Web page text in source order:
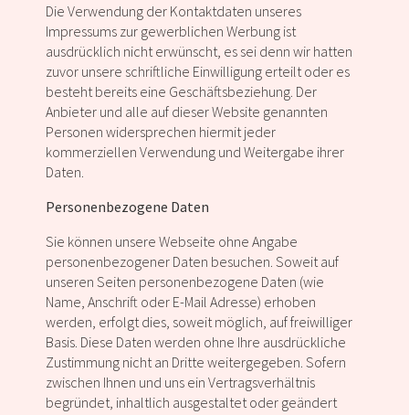
Die Verwendung der Kontaktdaten unseres
Impressums zur gewerblichen Werbung ist
ausdrücklich nicht erwünscht, es sei denn wir hatten
zuvor unsere schriftliche Einwilligung erteilt oder es
besteht bereits eine Geschäftsbeziehung. Der
Anbieter und alle auf dieser Website genannten
Personen widersprechen hiermit jeder
kommerziellen Verwendung und Weitergabe ihrer
Daten.
Personenbezogene Daten
Sie können unsere Webseite ohne Angabe
personenbezogener Daten besuchen. Soweit auf
unseren Seiten personenbezogene Daten (wie
Name, Anschrift oder E-Mail Adresse) erhoben
werden, erfolgt dies, soweit möglich, auf freiwilliger
Basis. Diese Daten werden ohne Ihre ausdrückliche
Zustimmung nicht an Dritte weitergegeben. Sofern
zwischen Ihnen und uns ein Vertragsverhältnis
begründet, inhaltlich ausgestaltet oder geändert